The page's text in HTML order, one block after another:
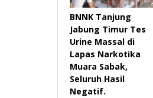
BNNK Tanjung
Jabung Timur Tes
Urine Massal di
Lapas Narkotika
Muara Sabak,
Seluruh Hasil
Negatif.